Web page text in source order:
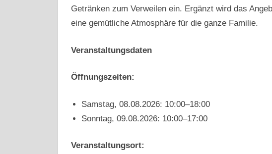
Getränken zum Verweilen ein. Ergänzt wird das
eine gemütliche Atmosphäre für die ganze Familie.
Veranstaltungsdaten
Öffnungszeiten:
Samstag, 08.08.2026: 10:00–18:00
Sonntag, 09.08.2026: 10:00–17:00
Veranstaltungsort: